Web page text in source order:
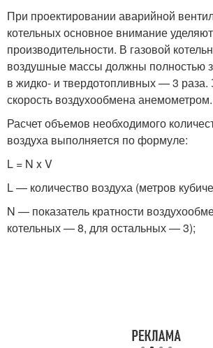
При проектировании аварийной
котельных основное внимание
производительности. В газовой
воздушные массы должны полностью
в жидко- и твердотопливных — 3 раза.
скорость воздухообмена анемометром.
Расчет объемов необходимого
воздуха выполняется по формуле:
L = N x V
L — количество воздуха (метров
N — показатель кратности
котельных — 8, для остальных — 3);